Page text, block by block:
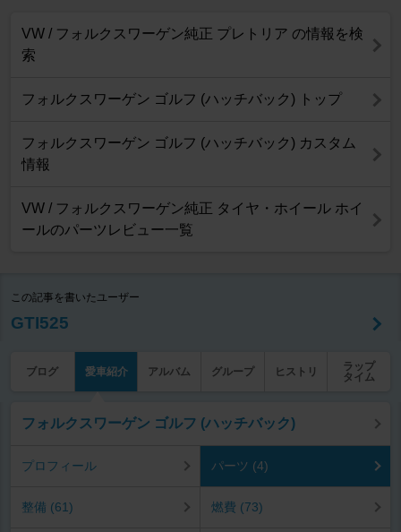
VW / フォルクスワーゲン純正 プレトリア の情報を検
索
フォルクスワーゲン ゴルフ (ハッチバック) トップ
フォルクスワーゲン ゴルフ (ハッチバック) カスタム
情報
VW / フォルクスワーゲン純正 タイヤ・ホイール ホイ
ールのパーツレビュー一覧
この記事を書いたユーザー
GTI525
ブログ 愛車紹介 アルバム グループ ヒストリ
ラップ
タイム
フォルクスワーゲン ゴルフ (ハッチバック)
プロフィール パーツ (4)
整備 (61) 燃費 (73)